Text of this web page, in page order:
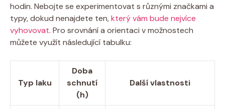
hodin. Nebojte se experimentovat s různými značkami a
typy, dokud nenajdete ten,který vám bude nejvíce
vyhovovat. Pro srovnání a orientaci v možnostech
můžete využít následující tabulku:
Typ laku
Doba
schnutí
(h)
Další vlastnosti